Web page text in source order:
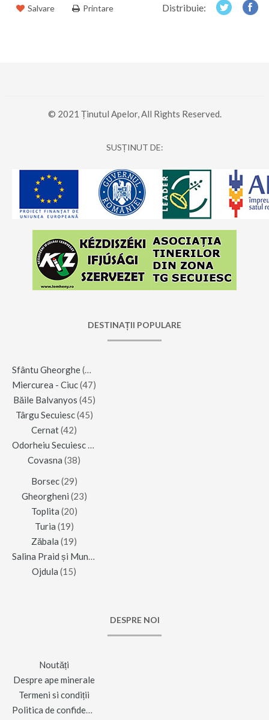
Salvare Printare Distribuie:
© 2021 Ținutul Apelor, All Rights Reserved.
SUSȚINUT DE:
DESTINAȚII POPULARE
Sfântu Gheorghe(123)
Miercurea - Ciuc(47)
Băile Balvanyos (45)
Târgu Secuiesc(45)
Cernat(42)
Odorheiu Secuiesc
Covasna (38)
Borsec(29)
Gheorgheni (23)
Toplita (20)
Turia (19)
Zăbala (19)
Salina Praid și Muntele de Sare
Ojdula (15)
DESPRE NOI
Noutăți
Despre ape minerale
Termeni si condiții
Politica de confidențialitate